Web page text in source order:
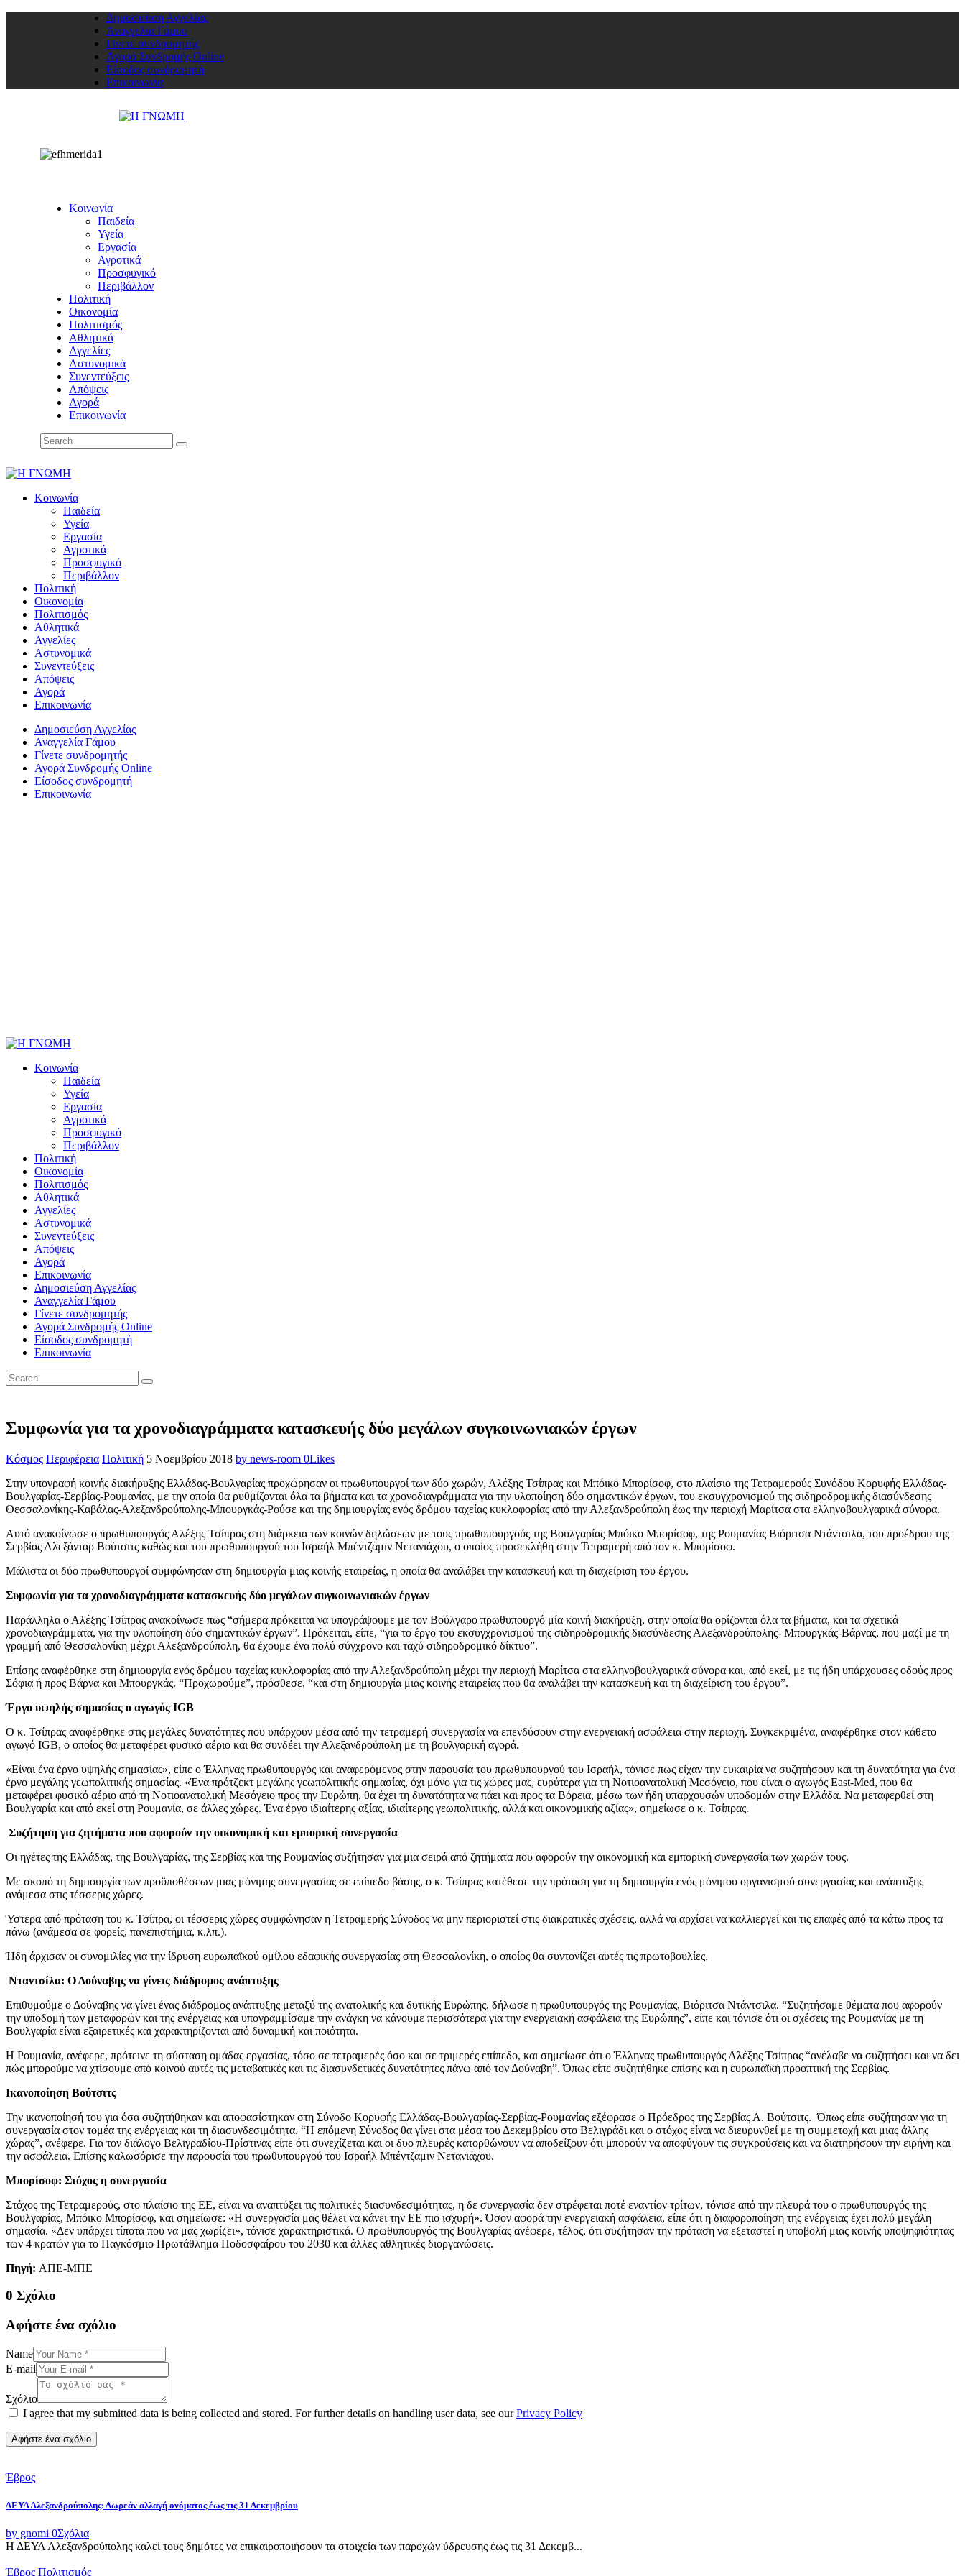
Δημοσιεύση Αγγελίας
Αναγγελία Γάμου
Γίνετε συνδρομητής
Αγορά Συνδρομής Online
Είσοδος συνδρομητή
Επικοινωνία
Κοινωνία
Παιδεία
Υγεία
Εργασία
Αγροτικά
Προσφυγικό
Περιβάλλον
Πολιτική
Οικονομία
Πολιτισμός
Αθλητικά
Αγγελίες
Αστυνομικά
Συνεντεύξεις
Απόψεις
Αγορά
Επικοινωνία
Κοινωνία
Παιδεία
Υγεία
Εργασία
Αγροτικά
Προσφυγικό
Περιβάλλον
Πολιτική
Οικονομία
Πολιτισμός
Αθλητικά
Αγγελίες
Αστυνομικά
Συνεντεύξεις
Απόψεις
Αγορά
Επικοινωνία
Δημοσιεύση Αγγελίας
Αναγγελία Γάμου
Γίνετε συνδρομητής
Αγορά Συνδρομής Online
Είσοδος συνδρομητή
Επικοινωνία
Κοινωνία
Παιδεία
Υγεία
Εργασία
Αγροτικά
Προσφυγικό
Περιβάλλον
Πολιτική
Οικονομία
Πολιτισμός
Αθλητικά
Αγγελίες
Αστυνομικά
Συνεντεύξεις
Απόψεις
Αγορά
Επικοινωνία
Δημοσιεύση Αγγελίας
Αναγγελία Γάμου
Γίνετε συνδρομητής
Αγορά Συνδρομής Online
Είσοδος συνδρομητή
Επικοινωνία
Συμφωνία για τα χρονοδιαγράμματα κατασκευής δύο μεγάλων συγκοινωνιακών έργων
Κόσμος Περιφέρεια Πολιτική 5 Νοεμβρίου 2018 by news-room 0Likes
Στην υπογραφή κοινής διακήρυξης Ελλάδας-Βουλγαρίας προχώρησαν οι πρωθυπουργοί των δύο χωρών, Αλέξης Τσίπρας και Μπόικο Μπορίσοφ, στο πλαίσιο της Τετραμερούς Συνόδου Κορυφής Ελλάδας-
Βουλγαρίας-Σερβίας-Ρουμανίας, με την οποία θα ρυθμίζονται όλα τα βήματα και τα χρονοδιαγράμματα για την υλοποίηση δύο σημαντικών έργων, του εκσυγχρονισμού της σιδηροδρομικής διασύνδεσης
Θεσσαλονίκης-Καβάλας-Αλεξανδρούπολης-Μπουργκάς-Ρούσε και της δημιουργίας ενός δρόμου ταχείας κυκλοφορίας από την Αλεξανδρούπολη έως την περιοχή Μαρίτσα στα ελληνοβουλγαρικά σύνορα.
Αυτό ανακοίνωσε ο πρωθυπουργός Αλέξης Τσίπρας στη διάρκεια των κοινών δηλώσεων με τους πρωθυπουργούς της Βουλγαρίας Μπόικο Μπορίσοφ, της Ρουμανίας Βιόριτσα Ντάντσιλα, του προέδρου της
Σερβίας Αλεξάνταρ Βούτσιτς καθώς και του πρωθυπουργού του Ισραήλ Μπέντζαμιν Νετανιάχου, ο οποίος προσεκλήθη στην Τετραμερή από τον κ. Μπορίσοφ.
Μάλιστα οι δύο πρωθυπουργοί συμφώνησαν στη δημιουργία μιας κοινής εταιρείας, η οποία θα αναλάβει την κατασκευή και τη διαχείριση του έργου.
Συμφωνία για τα χρονοδιαγράμματα κατασκευής δύο μεγάλων συγκοινωνιακών έργων
Παράλληλα ο Αλέξης Τσίπρας ανακοίνωσε πως “σήμερα πρόκειται να υπογράψουμε με τον Βούλγαρο πρωθυπουργό μία κοινή διακήρυξη, στην οποία θα ορίζονται όλα τα βήματα, και τα σχετικά
χρονοδιαγράμματα, για την υλοποίηση δύο σημαντικών έργων”. Πρόκειται, είπε, “για το έργο του εκσυγχρονισμού της σιδηροδρομικής διασύνδεσης Αλεξανδρούπολης- Μπουργκάς-Βάρνας, που μαζί με τη
γραμμή από Θεσσαλονίκη μέχρι Αλεξανδρούπολη, θα έχουμε ένα πολύ σύγχρονο και ταχύ σιδηροδρομικό δίκτυο”.
Επίσης αναφέρθηκε στη δημιουργία ενός δρόμου ταχείας κυκλοφορίας από την Αλεξανδρούπολη μέχρι την περιοχή Μαρίτσα στα ελληνοβουλγαρικά σύνορα και, από εκεί, με τις ήδη υπάρχουσες οδούς προς
Σόφια ή προς Βάρνα και Μπουργκάς. “Προχωρούμε”, πρόσθεσε, “και στη δημιουργία μιας κοινής εταιρείας που θα αναλάβει την κατασκευή και τη διαχείριση του έργου”.
Έργο υψηλής σημασίας ο αγωγός IGB
Ο κ. Τσίπρας αναφέρθηκε στις μεγάλες δυνατότητες που υπάρχουν μέσα από την τετραμερή συνεργασία να επενδύσουν στην ενεργειακή ασφάλεια στην περιοχή. Συγκεκριμένα, αναφέρθηκε στον κάθετο
αγωγό IGB, ο οποίος θα μεταφέρει φυσικό αέριο και θα συνδέει την Αλεξανδρούπολη με τη βουλγαρική αγορά.
«Είναι ένα έργο υψηλής σημασίας», είπε ο Έλληνας πρωθυπουργός και αναφερόμενος στην παρουσία του πρωθυπουργού του Ισραήλ, τόνισε πως είχαν την ευκαιρία να συζητήσουν και τη δυνατότητα για ένα
έργο μεγάλης γεωπολιτικής σημασίας. «Ένα πρότζεκτ μεγάλης γεωπολιτικής σημασίας, όχι μόνο για τις χώρες μας, ευρύτερα για τη Νοτιοανατολική Μεσόγειο, που είναι ο αγωγός East-Med, που θα
μεταφέρει φυσικό αέριο από τη Νοτιοανατολική Μεσόγειο προς την Ευρώπη, θα έχει τη δυνατότητα να πάει και προς τα Βόρεια, μέσω των ήδη υπαρχουσών υποδομών στην Ελλάδα. Να μεταφερθεί στη
Βουλγαρία και από εκεί στη Ρουμανία, σε άλλες χώρες. Ένα έργο ιδιαίτερης αξίας, ιδιαίτερης γεωπολιτικής, αλλά και οικονομικής αξίας», σημείωσε ο κ. Τσίπρας.
Συζήτηση για ζητήματα που αφορούν την οικονομική και εμπορική συνεργασία
Οι ηγέτες της Ελλάδας, της Βουλγαρίας, της Σερβίας και της Ρουμανίας συζήτησαν για μια σειρά από ζητήματα που αφορούν την οικονομική και εμπορική συνεργασία των χωρών τους.
Με σκοπό τη δημιουργία των προϋποθέσεων μιας μόνιμης συνεργασίας σε επίπεδο βάσης, ο κ. Τσίπρας κατέθεσε την πρόταση για τη δημιουργία ενός μόνιμου οργανισμού συνεργασίας και ανάπτυξης
ανάμεσα στις τέσσερις χώρες.
Ύστερα από πρόταση του κ. Τσίπρα, οι τέσσερις χώρες συμφώνησαν η Τετραμερής Σύνοδος να μην περιοριστεί στις διακρατικές σχέσεις, αλλά να αρχίσει να καλλιεργεί και τις επαφές από τα κάτω προς τα
πάνω (ανάμεσα σε φορείς, πανεπιστήμια, κ.λπ.).
Ήδη άρχισαν οι συνομιλίες για την ίδρυση ευρωπαϊκού ομίλου εδαφικής συνεργασίας στη Θεσσαλονίκη, ο οποίος θα συντονίζει αυτές τις πρωτοβουλίες.
Νταντσίλα: Ο Δούναβης να γίνεις διάδρομος ανάπτυξης
Επιθυμούμε ο Δούναβης να γίνει ένας διάδρομος ανάπτυξης μεταξύ της ανατολικής και δυτικής Ευρώπης, δήλωσε η πρωθυπουργός της Ρουμανίας, Βιόριτσα Ντάντσιλα. “Συζητήσαμε θέματα που αφορούν
την υποδομή των μεταφορών και της ενέργειας και υπογραμμίσαμε την ανάγκη να κάνουμε περισσότερα για την ενεργειακή ασφάλεια της Ευρώπης”, είπε και τόνισε ότι οι σχέσεις της Ρουμανίας με τη
Βουλγαρία είναι εξαιρετικές και χαρακτηρίζονται από δυναμική και ποιότητα.
Η Ρουμανία, ανέφερε, πρότεινε τη σύσταση ομάδας εργασίας, τόσο σε τετραμερές όσο και σε τριμερές επίπεδο, και σημείωσε ότι ο Έλληνας πρωθυπουργός Αλέξης Τσίπρας “ανέλαβε να συζητήσει και να δει
πώς μπορούμε να χτίσουμε από κοινού αυτές τις μεταβατικές και τις διασυνδετικές δυνατότητες πάνω από τον Δούναβη”. Όπως είπε συζητήθηκε επίσης και η ευρωπαϊκή προοπτική της Σερβίας.
Ικανοποίηση Βούτσιτς
Την ικανοποίησή του για όσα συζητήθηκαν και αποφασίστηκαν στη Σύνοδο Κορυφής Ελλάδας-Βουλγαρίας-Σερβίας-Ρουμανίας εξέφρασε ο Πρόεδρος της Σερβίας Α. Βούτσιτς. Όπως είπε συζήτησαν για τη
συνεργασία στον τομέα της ενέργειας και τη διασυνδεσιμότητα. “Η επόμενη Σύνοδος θα γίνει στα μέσα του Δεκεμβρίου στο Βελιγράδι και ο στόχος είναι να διευρυνθεί με τη συμμετοχή και μιας άλλης
χώρας”, ανέφερε. Για τον διάλογο Βελιγραδίου-Πρίστινας είπε ότι συνεχίζεται και οι δυο πλευρές κατορθώνουν να αποδείξουν ότι μπορούν να αποφύγουν τις συγκρούσεις και να διατηρήσουν την ειρήνη και
την ασφάλεια. Επίσης καλωσόρισε την παρουσία του πρωθυπουργού του Ισραήλ Μπέντζαμιν Νετανιάχου.
Μπορίσοφ: Στόχος η συνεργασία
Στόχος της Τετραμερούς, στο πλαίσιο της ΕΕ, είναι να αναπτύξει τις πολιτικές διασυνδεσιμότητας, η δε συνεργασία δεν στρέφεται ποτέ εναντίον τρίτων, τόνισε από την πλευρά του ο πρωθυπουργός της
Βουλγαρίας, Μπόικο Μπορίσοφ, και σημείωσε: «Η συνεργασία μας θέλει να κάνει την ΕΕ πιο ισχυρή». Όσον αφορά την ενεργειακή ασφάλεια, είπε ότι η διαφοροποίηση της ενέργειας έχει πολύ μεγάλη
σημασία. «Δεν υπάρχει τίποτα που να μας χωρίζει», τόνισε χαρακτηριστικά. Ο πρωθυπουργός της Βουλγαρίας ανέφερε, τέλος, ότι συζήτησαν την πρόταση να εξεταστεί η υποβολή μιας κοινής υποψηφιότητας
των 4 κρατών για το Παγκόσμιο Πρωτάθλημα Ποδοσφαίρου του 2030 και άλλες αθλητικές διοργανώσεις.
Πηγή: ΑΠΕ-ΜΠΕ
0 Σχόλιο
Αφήστε ένα σχόλιο
Name
E-mail
Σχόλιο
I agree that my submitted data is being collected and stored. For further details on handling user data, see ourPrivacy Policy
Έβρος
ΔΕΥΑ Αλεξανδρούπολης: Δωρεάν αλλαγή ονόματος έως τις 31 Δεκεμβρίου
by gnomi 0Σχόλια
Η ΔΕΥΑ Αλεξανδρούπολης καλεί τους δημότες να επικαιροποιήσουν τα στοιχεία των παροχών ύδρευσης έως τις 31 Δεκεμβ...
Έβρος Πολιτισμός